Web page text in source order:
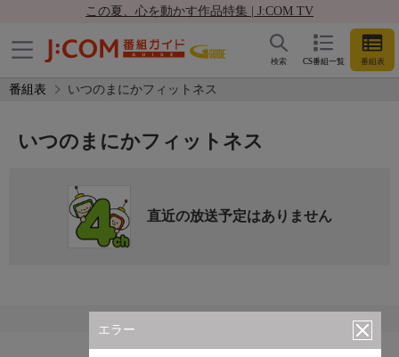
この夏、心を動かす作品特集 | J:COM TV
CS番組一覧 番組表
検索
番組表 いつのまにかフィットネス
エラー
いつのまにかフィットネス
直近の放送予定はありません